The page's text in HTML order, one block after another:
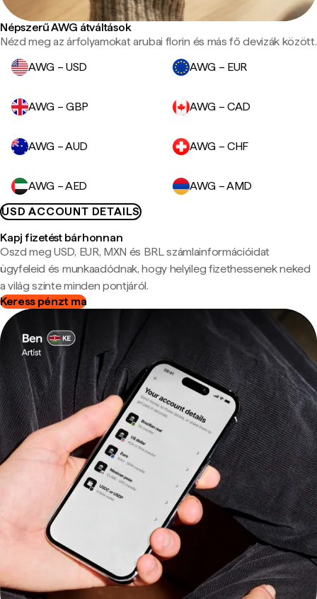
Népszerű AWG átváltások
Nézd meg az árfolyamokat arubai florin és más fő devizák között.
AWG – USD
AWG – EUR
AWG – GBP AWG – CAD
AWG – AUD AWG – CHF
AWG – AED
AWG – AMD
USD ACCOUNT DETAILS
Kapj fizetést bárhonnan
Oszd meg USD, EUR, MXN és BRL számlainformációidat
ügyfeleid és munkaadódnak, hogy helyileg fizethessenek neked
a világ szinte minden pontjáról.
Keress pénzt ma